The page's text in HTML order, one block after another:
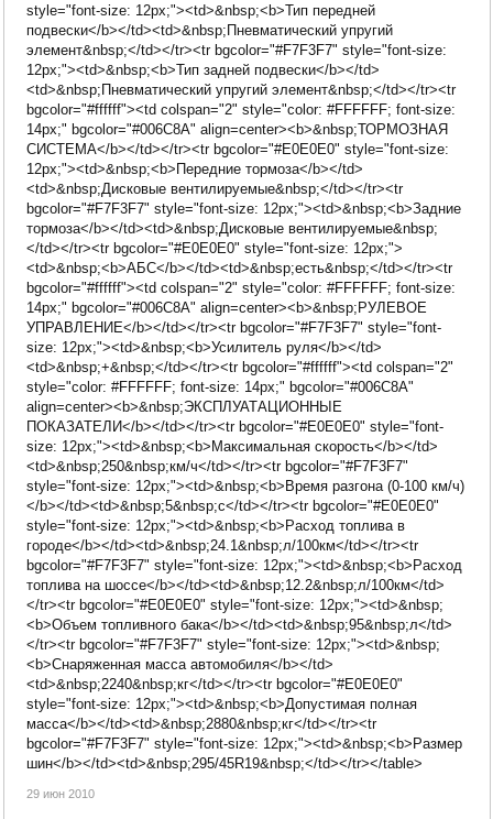
style="font-size: 12px;"><td>&nbsp;<b>Тип передней
подвески</b></td><td>&nbsp;Пневматический упругий
элемент&nbsp;</td></tr><tr bgcolor="#F7F3F7" style="font-size:
12px;"><td>&nbsp;<b>Тип задней подвески</b></td>
<td>&nbsp;Пневматический упругий элемент&nbsp;</td></tr><tr
bgcolor="#ffffff"><td colspan="2" style="color: #FFFFFF; font-size:
14px;" bgcolor="#006C8A" align=center><b>&nbsp;ТОРМОЗНАЯ
СИСТЕМА</b></td></tr><tr bgcolor="#E0E0E0" style="font-size:
12px;"><td>&nbsp;<b>Передние тормоза</b></td>
<td>&nbsp;Дисковые вентилируемые&nbsp;</td></tr><tr
bgcolor="#F7F3F7" style="font-size: 12px;"><td>&nbsp;<b>Задние
тормоза</b></td><td>&nbsp;Дисковые вентилируемые&nbsp;
</td></tr><tr bgcolor="#E0E0E0" style="font-size: 12px;">
<td>&nbsp;<b>АБС</b></td><td>&nbsp;есть&nbsp;</td></tr><tr
bgcolor="#ffffff"><td colspan="2" style="color: #FFFFFF; font-size:
14px;" bgcolor="#006C8A" align=center><b>&nbsp;РУЛЕВОЕ
УПРАВЛЕНИЕ</b></td></tr><tr bgcolor="#F7F3F7" style="font-
size: 12px;"><td>&nbsp;<b>Усилитель руля</b></td>
<td>&nbsp;+&nbsp;</td></tr><tr bgcolor="#ffffff"><td colspan="2"
style="color: #FFFFFF; font-size: 14px;" bgcolor="#006C8A"
align=center><b>&nbsp;ЭКСПЛУАТАЦИОННЫЕ
ПОКАЗАТЕЛИ</b></td></tr><tr bgcolor="#E0E0E0" style="font-
size: 12px;"><td>&nbsp;<b>Максимальная скорость</b></td>
<td>&nbsp;250&nbsp;км/ч</td></tr><tr bgcolor="#F7F3F7"
style="font-size: 12px;"><td>&nbsp;<b>Время разгона (0-100 км/ч)
</b></td><td>&nbsp;5&nbsp;c</td></tr><tr bgcolor="#E0E0E0"
style="font-size: 12px;"><td>&nbsp;<b>Расход топлива в
городе</b></td><td>&nbsp;24.1&nbsp;л/100км</td></tr><tr
bgcolor="#F7F3F7" style="font-size: 12px;"><td>&nbsp;<b>Расход
топлива на шоссе</b></td><td>&nbsp;12.2&nbsp;л/100км</td>
</tr><tr bgcolor="#E0E0E0" style="font-size: 12px;"><td>&nbsp;
<b>Объем топливного бака</b></td><td>&nbsp;95&nbsp;л</td>
</tr><tr bgcolor="#F7F3F7" style="font-size: 12px;"><td>&nbsp;
<b>Снаряженная масса автомобиля</b></td>
<td>&nbsp;2240&nbsp;кг</td></tr><tr bgcolor="#E0E0E0"
style="font-size: 12px;"><td>&nbsp;<b>Допустимая полная
масса</b></td><td>&nbsp;2880&nbsp;кг</td></tr><tr
bgcolor="#F7F3F7" style="font-size: 12px;"><td>&nbsp;<b>Размер
шин</b></td><td>&nbsp;295/45R19&nbsp;</td></tr></table>
29 июн 2010